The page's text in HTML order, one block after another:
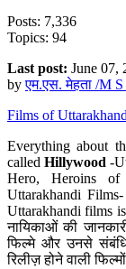
Posts: 7,336
Topics: 94
Last post: June 07,
byएम.एस. मेहता /M
Films of
Everything about
calledHillywood-
Hero, Heroins of
Uttarakhandi
Uttarakhandi films
नायिकाओं की
फिल्मे और उनसे
रिलीज़ होने वाली